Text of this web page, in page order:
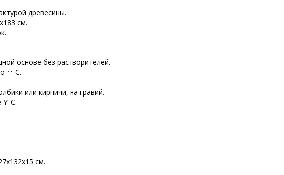
древесины.
см.
основе без растворителей.
ᄒ С.
или кирпичи, на гравий.
Ƴ C.
см.